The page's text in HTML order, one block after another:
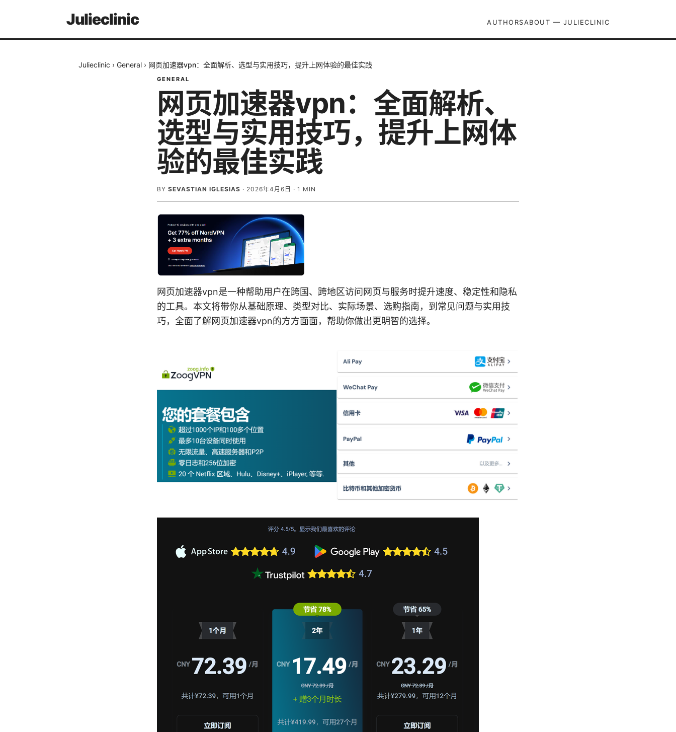
Julieclinic AUTHORSABOUT — JULIECLINIC
Julieclinic › General › 网页加速器vpn：全面解析、选型与实用技巧，提升上网体验的最佳实践
GENERAL
网页加速器vpn：全面解析、
选型与实用技巧，提升上网体
验的最佳实践
BY SEVASTIAN IGLESIAS · 2026年4月6日 · 1 MIN
网页加速器vpn是一种帮助用户在跨国、跨地区访问网页与服务时提升速度、稳定性和隐私
的工具。本文将带你从基础原理、类型对比、实际场景、选购指南，到常见问题与实用技
巧，全面了解网页加速器vpn的方方面面，帮助你做出更明智的选择。